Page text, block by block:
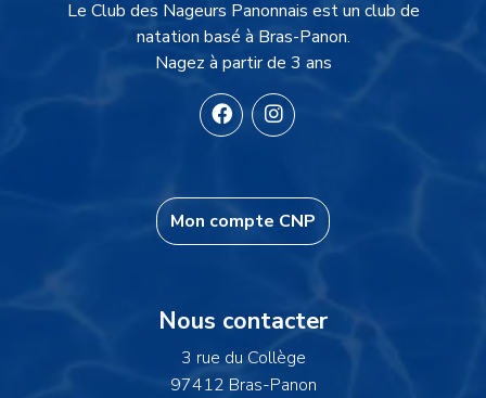
Description du site
Le Club des Nageurs Panonnais est un club de
natation basé à Bras-Panon.
Nagez à partir de 3 ans
Mon compte CNP
Nous contacter
3 rue du Collège
97412 Bras-Panon